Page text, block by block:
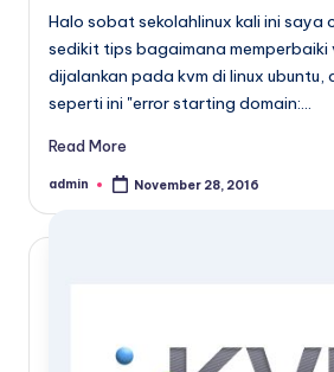
Halo sobat sekolahlinux kali ini saya
sedikit tips bagaimana memperbaiki
dijalankan pada kvm di linux ubuntu,
seperti ini "error starting domain:…
Read More
Posted
admin November 28, 2016